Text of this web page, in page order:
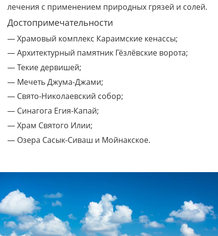
лечения с применением природных грязей и солей.
Достопримечательности
— Храмовый комплекс Караимские кенассы;
— Архитектурный памятник Гёзлёвские ворота;
— Текие дервишей;
— Мечеть Джума-Джами;
— Свято-Николаевский собор;
— Синагога Егия-Капай;
— Храм Святого Илии;
— Озера Сасык-Сиваш и Мойнакское.